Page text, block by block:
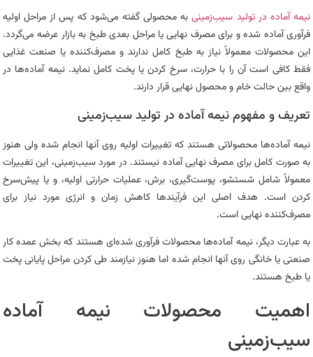
نیمه‌ آماده در تولید سیب‌زمینیبه محصولی گفته می‌شود که پس از مراحل اولیه
فرآوری آماده شده و برای مصرف نهایی یا مراحل بعدی طبخ به بازار عرضه می‌گردد.
این محصولات معمولاً نیاز به طبخ کامل ندارند و مصرف‌کننده یا صنعت غذایی
فقط کافی است آن را با حرارت، سرخ کردن یا پخت کامل نماید. نیمه‌ آماده‌ها در
واقع بین حالت خام و محصول نهایی قرار دارند.
تعریف و مفهوم نیمه‌ آماده در تولید سیب‌زمینی
نیمه‌ آماده‌ها محصولاتی هستند که تغییرات اولیه روی آنها انجام شده ولی هنوز
به صورت کامل برای مصرف نهایی آماده نیستند. در مورد سیب‌زمینی، این تغییرات
معمولاً شامل شستشو، پوست‌گیری، برش، عملیات حرارتی اولیه، و یا پیش‌سرخ
کردن است. هدف اصلی این فرآیندها کاهش زمان و انرژی مورد نیاز برای
مصرف‌کننده نهایی است.
به عبارت دیگر، نیمه‌ آماده‌ها محصولات فرآوری شده‌ای هستند که بخش عمده کار
صنعتی یا خانگی روی آنها انجام شده اما هنوز نیازمند طی کردن مراحل پایانی پخت
یا طبخ هستند.
اهمیت محصولات نیمه‌ آماده
سیب‌زمینی